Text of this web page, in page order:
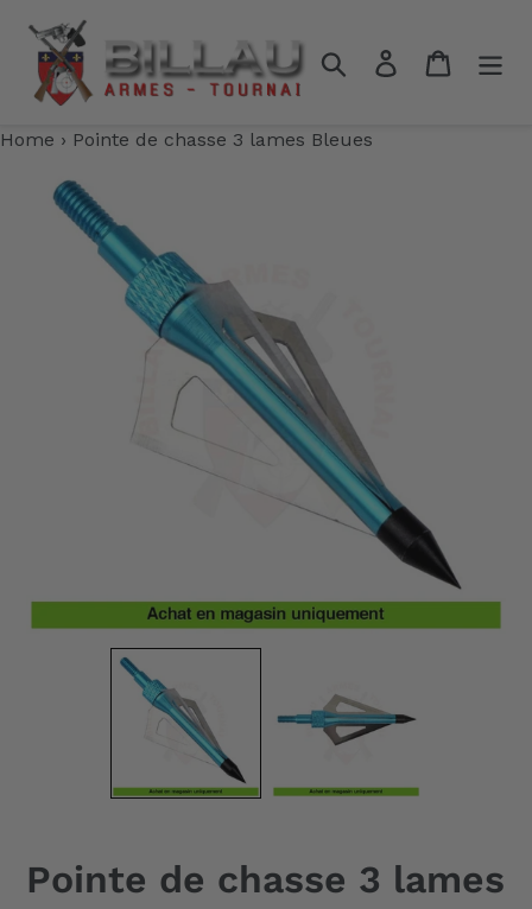
contenu
RechercherSe connecter
Panier
Home › Pointe de chasse 3 lames Bleues
Pointe de chasse 3 lames